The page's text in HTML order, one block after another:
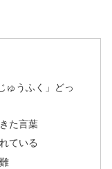
ゅうふく」どっ
た言葉
ている